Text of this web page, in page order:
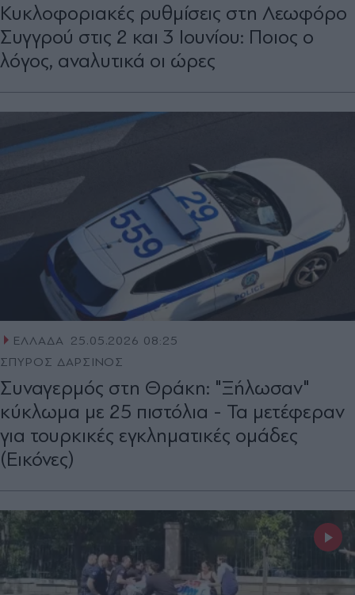
Κυκλοφοριακές ρυθμίσεις στη Λεωφόρο
Συγγρού στις 2 και 3 Ιουνίου: Ποιος ο
λόγος, αναλυτικά οι ώρες
ΕΛΛΑΔΑ 25.05.2026 08:25
ΣΠΥΡΟΣ ΔΑΡΣΙΝΟΣ
Συναγερμός στη Θράκη: "Ξήλωσαν"
κύκλωμα με 25 πιστόλια - Τα μετέφεραν
για τουρκικές εγκληματικές ομάδες
(Εικόνες)